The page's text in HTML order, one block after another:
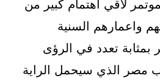
لاقي اهتمام كبير من
واعمارهم السنية
بمثابة تعدد في الرؤى
مصر الذي سيحمل الراية